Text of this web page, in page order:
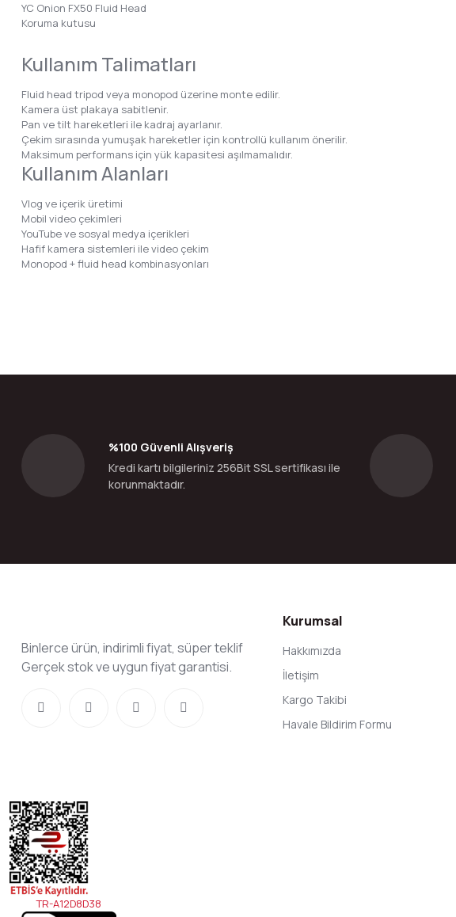
YC Onion FX50 Fluid Head
Koruma kutusu
Kullanım Talimatları
Fluid head tripod veya monopod üzerine monte edilir.
Kamera üst plakaya sabitlenir.
Pan ve tilt hareketleri ile kadraj ayarlanır.
Çekim sırasında yumuşak hareketler için kontrollü kullanım önerilir.
Maksimum performans için yük kapasitesi aşılmamalıdır.
Kullanım Alanları
Vlog ve içerik üretimi
Mobil video çekimleri
YouTube ve sosyal medya içerikleri
Hafif kamera sistemleri ile video çekim
Monopod + fluid head kombinasyonları
Ürün fiyatı diğer sitelerden daha pahalı.
Bu ürüne benzer farklı alternatifler olmalı.
%100 Güvenli Alışveriş
Kredi kartı bilgileriniz 256Bit SSL sertifikası ile
korunmaktadır.
Binlerce ürün, indirimli fiyat, süper teklif
Gerçek stok ve uygun fiyat garantisi.
Kurumsal
Hakkımızda
İletişim
Kargo Takibi
Havale Bildirim Formu
TR-A12D8D38